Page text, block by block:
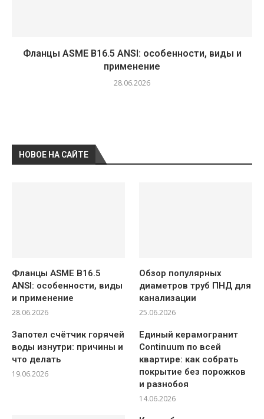
Фланцы ASME B16.5 ANSI: особенности, виды и
применение
28.06.2026
НОВОЕ НА САЙТЕ
Фланцы ASME B16.5
ANSI: особенности, виды
и применение
28.06.2026
Обзор популярных
диаметров труб ПНД для
канализации
25.06.2026
Запотел счётчик горячей
воды изнутри: причины и
что делать
19.06.2026
Единый керамогранит
Continuum по всей
квартире: как собрать
покрытие без порожков
и разнобоя
14.06.2026